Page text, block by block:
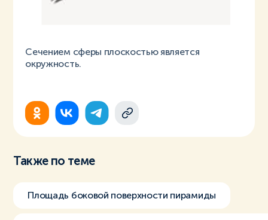
Сечением сферы плоскостью является
окружность.
Также по теме
Площадь боковой поверхности пирамиды